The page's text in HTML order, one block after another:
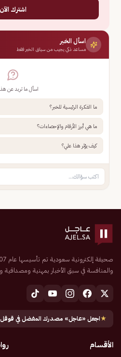
اشترك الآن
اسأل الخبر
مساعد ذكي يجيب من سياق الخبر فقط
اسأل ما تريد عن
ما الفكرة الرئيسية للخبر؟
ما هي أبرز الأرقام والإحصاءات؟
كيف يؤثر هذا علي؟
والمنافسة في سبق الأخبار بمهنية
★اجعل «عاجل» مصدرك المفضل في قوقل
الأقسام